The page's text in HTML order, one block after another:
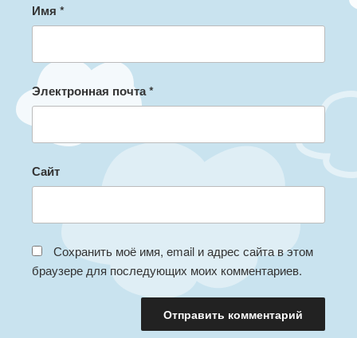
Имя *
Электронная почта*
Сайт
Сохранить моё имя, email и адрес сайта в этом
браузере для последующих моих комментариев.